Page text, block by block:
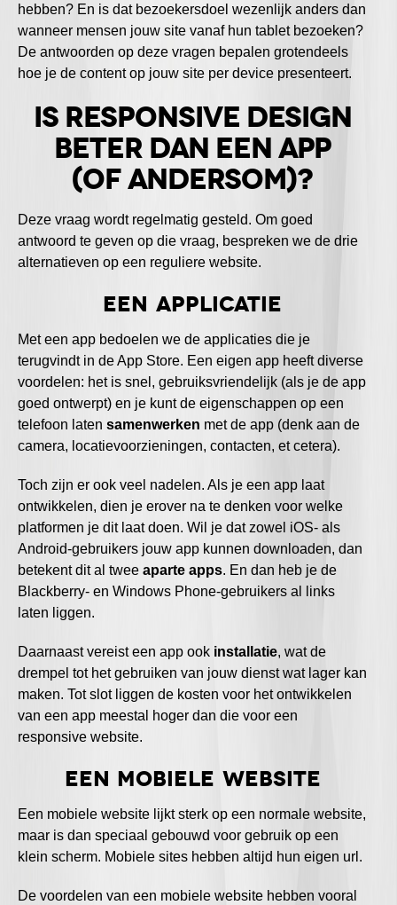
hebben? En is dat bezoekersdoel wezenlijk anders dan
wanneer mensen jouw site vanaf hun tablet bezoeken?
De antwoorden op deze vragen bepalen grotendeels
hoe je de content op jouw site per device presenteert.
Is responsive design
beter dan een app
(of andersom)?
Deze vraag wordt regelmatig gesteld. Om goed
antwoord te geven op die vraag, bespreken we de drie
alternatieven op een reguliere website.
Een applicatie
Met een app bedoelen we de applicaties die je
terugvindt in de App Store. Een eigen app heeft diverse
voordelen: het is snel, gebruiksvriendelijk (als je de app
goed ontwerpt) en je kunt de eigenschappen op een
telefoon laten samenwerken met de app (denk aan de
camera, locatievoorzieningen, contacten, et cetera).
Toch zijn er ook veel nadelen. Als je een app laat
ontwikkelen, dien je erover na te denken voor welke
platformen je dit laat doen. Wil je dat zowel iOS- als
Android-gebruikers jouw app kunnen downloaden, dan
betekent dit al twee aparte apps. En dan heb je de
Blackberry- en Windows Phone-gebruikers al links
laten liggen.
Daarnaast vereist een app ook installatie, wat de
drempel tot het gebruiken van jouw dienst wat lager kan
maken. Tot slot liggen de kosten voor het ontwikkelen
van een app meestal hoger dan die voor een
responsive website.
Een mobiele website
Een mobiele website lijkt sterk op een normale website,
maar is dan speciaal gebouwd voor gebruik op een
klein scherm. Mobiele sites hebben altijd hun eigen url.
De voordelen van een mobiele website hebben vooral